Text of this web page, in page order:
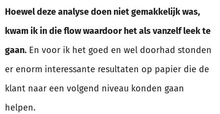
Hoewel deze analyse doen niet gemakkelijk was,
kwam ik in die flow waardoor het als vanzelf leek te
gaan. En voor ik het goed en wel doorhad stonden
er enorm interessante resultaten op papier die de
klant naar een volgend niveau konden gaan
helpen.